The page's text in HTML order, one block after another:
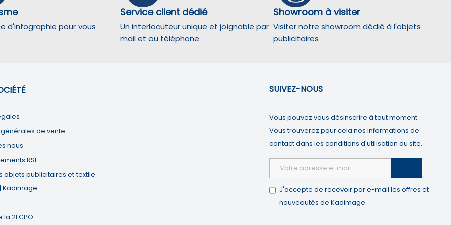
d'infographie pour vous
Service client dédié
Un interlocuteur unique et joignable par
mail et ou téléphone.
Showroom à visiter
Visiter notre showroom dédié à l'objets
publicitaires
de vente
nous
RSE
objets publicitaires et textile
Kadimage
2FCPO
SUIVEZ-NOUS
Vous pouvez vous désinscrire à tout moment.
Vous trouverez pour cela nos informations de
contact dans les conditions d'utilisation du site.
J'accepte de recevoir par e-mail les offres et
nouveautés de Kadimage
tels que le trafic, les produits les plus consultés, ou encore la répartition géographique des visiteurs.
de sites web et utilisent ces données pour créer des expériences d'achat personnalisées.
s'il y a des conversions.
plateformes de médias sociaux, les expériences de réalité virtuelle et augmentée.